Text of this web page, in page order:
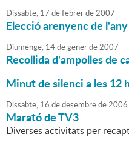
Dissabte, 17 defebrerde2007
Elecció arenyenc de
Diumenge, 14degenerde2007
Recollida d'ampolles de
Minut de silenci a les 12
Dissabte, 16 dedesembrede2006
Marató de TV3
Diverses activitats per